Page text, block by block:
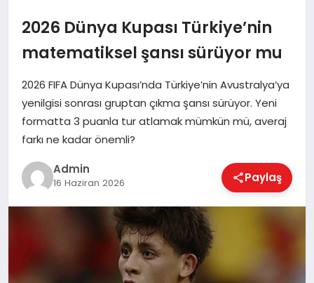
DÜNYA
EĞITIM
EKONOMI
MAGAZIN
2026 Dünya Kupası Türkiye’nin
matematiksel şansı sürüyor mu
2026 FIFA Dünya Kupası’nda Türkiye’nin Avustralya’ya
yenilgisi sonrası gruptan çıkma şansı sürüyor. Yeni
formatta 3 puanla tur atlamak mümkün mü, averaj
farkı ne kadar önemli?
Admin
16 Haziran 2026 Paylaş